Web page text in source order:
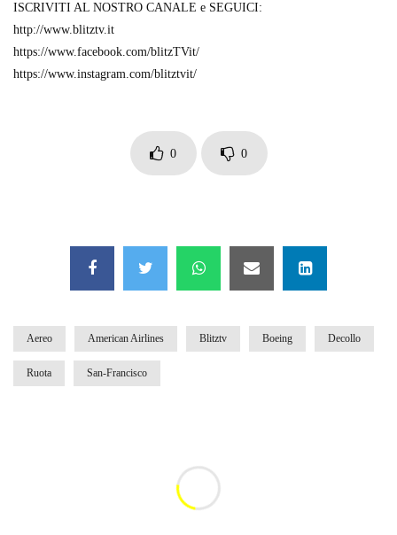
Due navi USA si scontrano in mare
Auto coperta dal letame dopo incidente
Nei casinò arriva il cambio oro automatico
Esplode cabina elettrica sotterranea
Il gelo estremo crea un vulcano incredibile
ISCRIVITI AL NOSTRO CANALE e SEGUICI:
http://www.blitztv.it
https://www.facebook.com/blitzTVit/
https://www.instagram.com/blitztvit/
0 0
Aereo American Airlines Blitztv Boeing Decollo
Ruota San-Francisco